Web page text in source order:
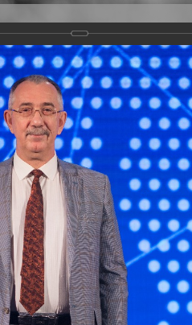
Версия для слабовидящих
Деятельность